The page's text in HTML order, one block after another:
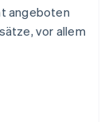
angeboten
vor allem